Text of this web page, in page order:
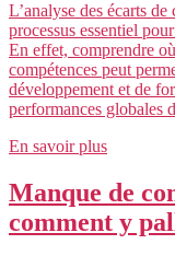
L’analyse des écarts
processus essentiel
En effet, comprendre
compétences peut
développement et de
performances globales
En savoir plus
Manque de
comment y